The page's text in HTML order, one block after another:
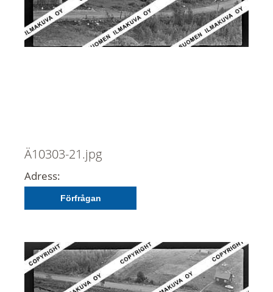
Ä10303-21.jpg
Adress:
Förfrågan